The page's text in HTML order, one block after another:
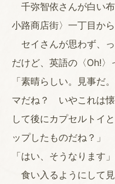
千弥智依さんが白い
小路商店街〉一丁目か
セイさんが思わず、
だけど、英語の〈Oh!〉
「素晴らしい。見事だ
マだね？ いやこれは懐
して後にカプセルトイ
ップしたものだね？」
「はい、そうなります」
食い入るようにして